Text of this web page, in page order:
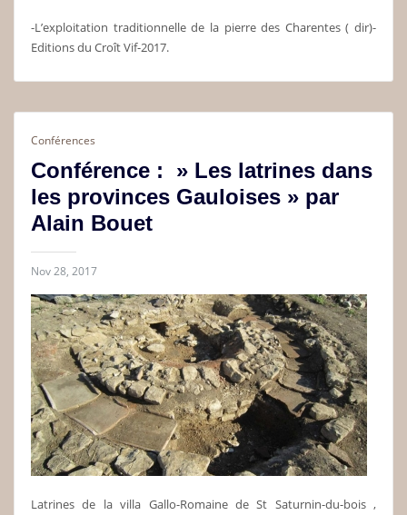
-L’exploitation traditionnelle de la pierre des Charentes ( dir)-
Editions du Croît Vif-2017.
Conférences
Conférence : » Les latrines dans
les provinces Gauloises » par
Alain Bouet
Nov 28, 2017
Latrines de la villa Gallo-Romaine de St Saturnin-du-bois ,